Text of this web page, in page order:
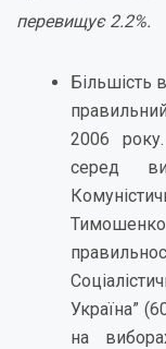
перевищує 2.2%.
Більшість
2006
серед
Україна”
на